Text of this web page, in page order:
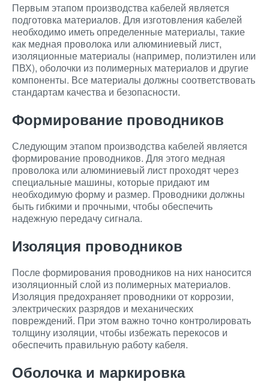
Первым этапом производства кабелей является
подготовка материалов. Для изготовления кабелей
необходимо иметь определенные материалы, такие
как медная проволока или алюминиевый лист,
изоляционные материалы (например, полиэтилен или
ПВХ), оболочки из полимерных материалов и другие
компоненты. Все материалы должны соответствовать
стандартам качества и безопасности.
Формирование проводников
Следующим этапом производства кабелей является
формирование проводников. Для этого медная
проволока или алюминиевый лист проходят через
специальные машины, которые придают им
необходимую форму и размер. Проводники должны
быть гибкими и прочными, чтобы обеспечить
надежную передачу сигнала.
Изоляция проводников
После формирования проводников на них наносится
изоляционный слой из полимерных материалов.
Изоляция предохраняет проводники от коррозии,
электрических разрядов и механических
повреждений. При этом важно точно контролировать
толщину изоляции, чтобы избежать перекосов и
обеспечить правильную работу кабеля.
Оболочка и маркировка